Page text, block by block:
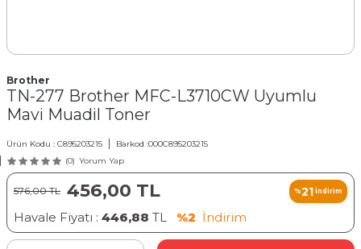
Brother
TN-277 Brother MFC-L3710CW Uyumlu
Mavi Muadil Toner
Ürün Kodu : C895203215 Barkod :000C895203215
(0) Yorum Yap
576,00TL 456,00 TL %21 İndirim
Havale Fiyatı : 446,88 TL %2 İndirim